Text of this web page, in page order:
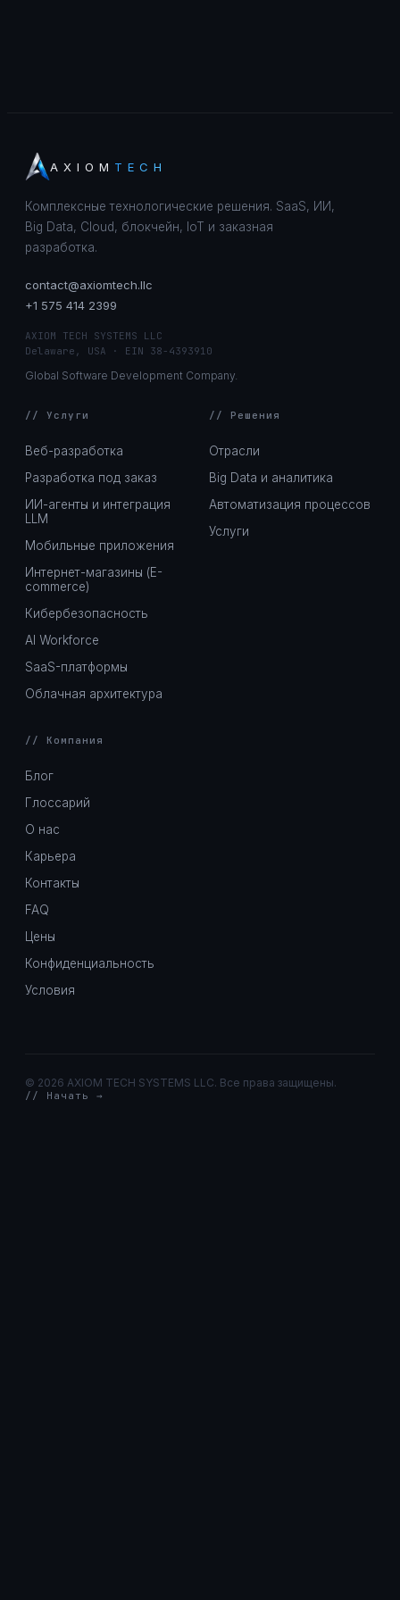
AXIOM TECH
Комплексные технологические решения. SaaS, ИИ,
Big Data, Cloud, блокчейн, IoT и заказная
разработка.
contact@axiomtech.llc
+1 575 414 2399
AXIOM TECH SYSTEMS LLC
Delaware, USA · EIN 38-4393910
Global Software Development Company.
// Услуги
Веб-разработка
Разработка под заказ
ИИ-агенты и интеграция
LLM
Мобильные приложения
Интернет-магазины (E-
commerce)
Кибербезопасность
AI Workforce
SaaS-платформы
Облачная архитектура
// Решения
Отрасли
Big Data и аналитика
Автоматизация процессов
Услуги
// Компания
Блог
Глоссарий
О нас
Карьера
Контакты
FAQ
Цены
Конфиденциальность
Условия
© 2026 AXIOM TECH SYSTEMS LLC. Все права защищены.
// Начать →